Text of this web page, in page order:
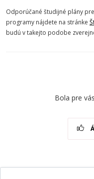
Odporúčané študijné plány
programy nájdete na stránke
budú v takejto podobe
Bola pre